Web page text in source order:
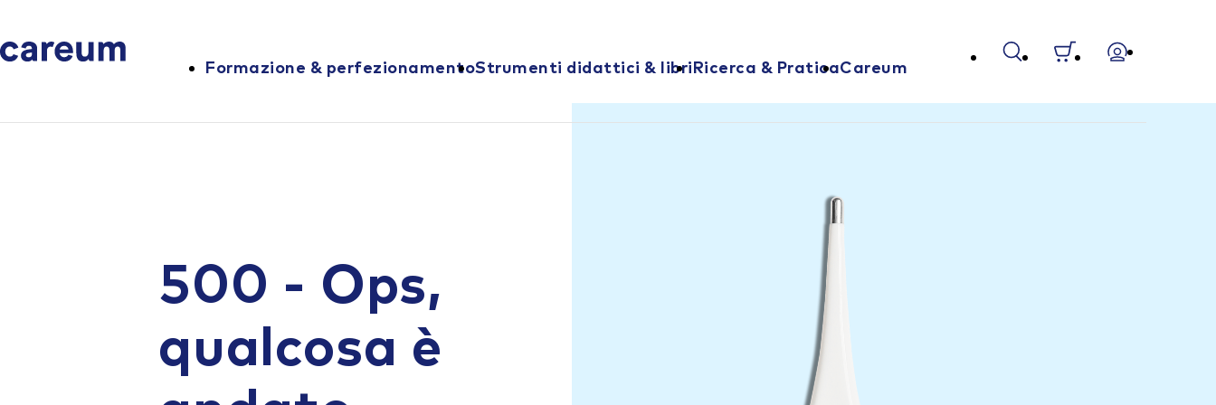
Formazione & perfezionamentoStrumenti didattici & libri Ricerca & PraticaCareum
500 - Ops,
qualcosa è